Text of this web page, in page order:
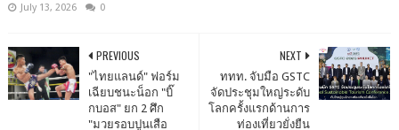
July 13, 2026 0
NEXT
ททท. จับมือ GSTC
จัดประชุมใหญ่ระดับ
โลกครั้งแรกด้านการ
ท่องเที่ยวยั่งยืน
PREVIOUS
"ไทยแลนด์" ฟอร์ม
เฉียบชนะน็อก "บิ๊
กบอส" ยก 2 ศึก
"มวยรอบปูนเสือ